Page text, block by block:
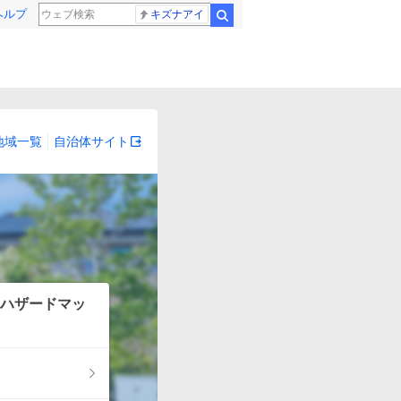
ルプ キズナアイ
域一覧 自治体サイト
ザードマッ